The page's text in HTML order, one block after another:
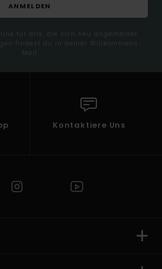
ANMELDEN
für alle, die sich neu angemeldet
findest du in deiner Willkommens-
Mail
Kontaktiere Uns